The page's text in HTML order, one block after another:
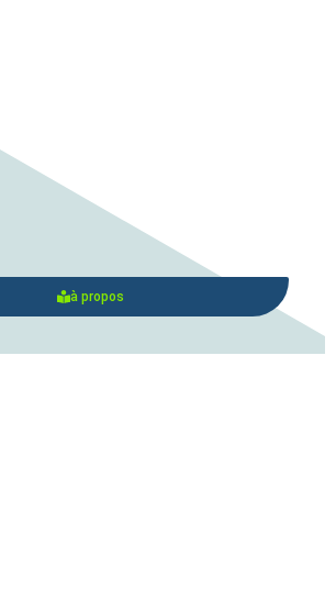
à propos